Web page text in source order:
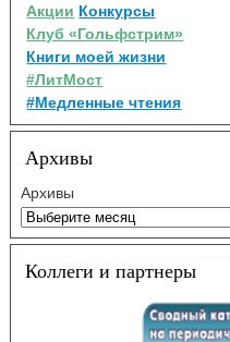
Акции Конкурсы
Клуб «Гольфстрим»
Книги моей жизни
#ЛитМост
#Медленные чтения
Архивы
Архивы
Коллеги и партнеры